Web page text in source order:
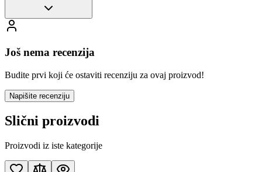
Još nema recenzija
Budite prvi koji će ostaviti recenziju za ovaj proizvod!
Napišite recenziju
Slični proizvodi
Proizvodi iz iste kategorije